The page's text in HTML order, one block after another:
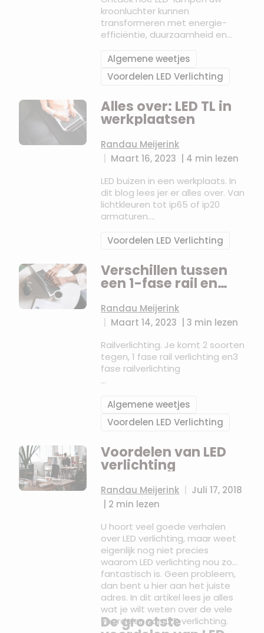
kroonluchter kunnen
transformeren met energie-
efficiëntie, duurzaamheid en
van een constante, sfeervolle
verlichting in elke ruimte.
Algemene weetjes
Voordelen LED Verlichting
Alles over: LED TL in
werkplaatsen
Randau Meijerink
Maart 16, 2023
4 min lezen
LED buizen in een werkplaats. In
dit blog lees jer er alles over. Van
lichtkleuren tot ip65 of ip20
armaturen.
Toch nog vragen? neem
Voordelen LED Verlichting
Verschillen tussen
een 1-fase rail en
Randau Meijerink
Maart 14, 2023 |3 min lezen
Railverlichting. Je komt 2 soorten
tegen, 1 fase rail verlichting en3
fase railverlichting
wanneer pas je welke toe? lees
het in dit blog.
Algemene weetjes
Voordelen LED Verlichting
Voordelen van LED
verlichting
Randau Meijerink
Juli 17, 2018
2 min lezen
U hoort veel goede verhalen
over LED verlichting, maar weet
eigenlijk nog niet precies
waarom LED verlichting nou zo
fantastisch is. Geen probleem,
dan bent u hier aan het juiste
adres. In dit artikel lees je alles
wat je wilt weten over de vele
voordelen van LED verlichting.
De grootste